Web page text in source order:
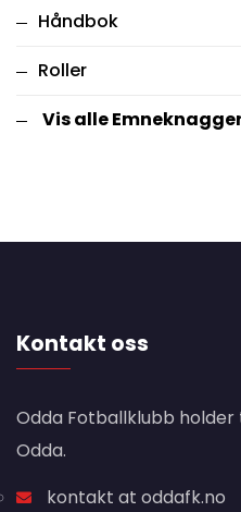
Håndbok
Roller
Vis alle
Kontakt oss
Odda Fotballklubb holder
Odda.
kontakt at oddafk.no